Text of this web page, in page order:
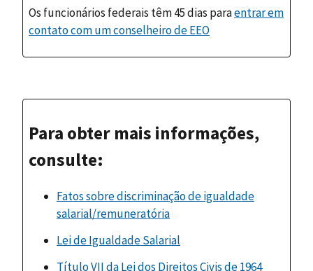
Os funcionários federais têm 45 dias paraentrar em
contato com um conselheiro de EEO
Para obter mais informações,
consulte:
Fatos sobre discriminação de igualdade
salarial/remuneratória
Lei de Igualdade Salarial
Título VII da Lei dos Direitos Civis de 1964